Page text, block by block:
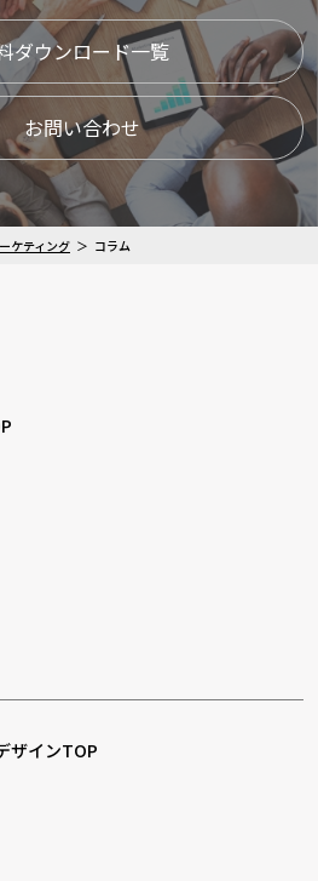
ダウンロード一覧
お問い合わせ
ケティング コラム
ザインTOP